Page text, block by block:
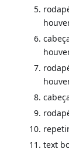
text